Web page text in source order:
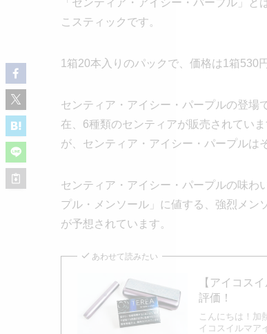
「センティア・アイシー・パープル」
こスティックです。
1箱20本入りのパックで、価格は1箱530
センティア・アイシー・パープルの登場
在、6種類のセンティアが販売されていま
が、センティア・アイシー・パープルは
センティア・アイシー・パープルの味わ
プル・メンソール」に値する、強烈メン
が予想されています。
あわせて読みたい
【アイコス
評価！
こんにちは！加
イコスイルマア